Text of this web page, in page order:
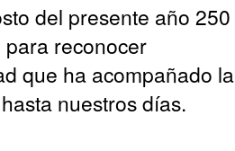
del presente año 250
reconocer
que ha acompañado la
nuestros días.